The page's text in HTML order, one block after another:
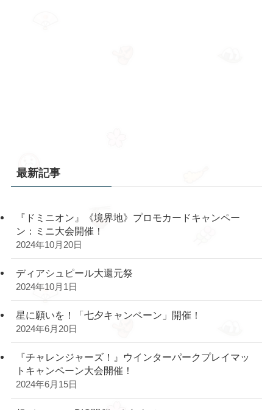
最新記事
『ドミニオン』《境界地》プロモカードキャンペー
ン：ミニ大会開催！
2024年10月20日
ディアシュピール大還元祭
2024年10月1日
星に願いを！「七夕キャンペーン」開催！
2024年6月20日
『チャレンジャーズ！』ウインターパークプレイマッ
トキャンペーン大会開催！
2024年6月15日